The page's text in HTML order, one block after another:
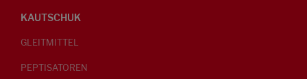
KAUTSCHUK
GLEITMITTEL
PEPTISATOREN